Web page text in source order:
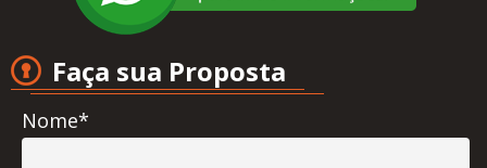
Faça sua Proposta
Nome*